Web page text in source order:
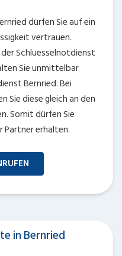
dürfen Sie auf ein
vertrauen.
Schluesselnotdienst
Sie unmittelbar
Bernried. Bei
Sie diese gleich an den
Somit dürfen Sie
Partner erhalten.
in Bernried